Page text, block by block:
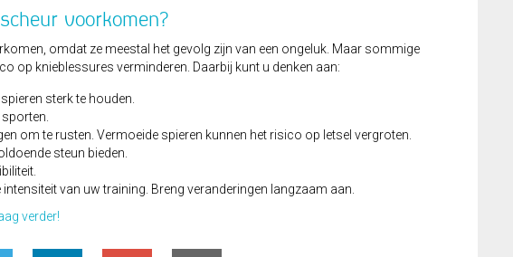
voorkomen?
omdat ze meestal het gevolg zijn van een ongeluk. Maar sommige
op knieblessures verminderen. Daarbij kunt u denken aan:
sterk te houden.
om te rusten. Vermoeide spieren kunnen het risico op letsel vergroten.
steun bieden.
van uw training. Breng veranderingen langzaam aan.
verder!